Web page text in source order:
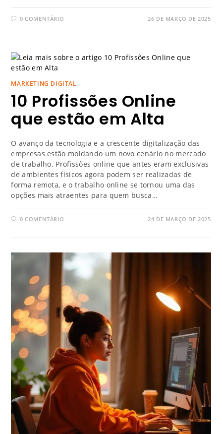
0 COMENTÁRIO 26 DE MARÇO DE 2025
MARKETING DIGITAL
10 Profissões Online
que estão em Alta
O avanço da tecnologia e a crescente digitalização das
empresas estão moldando um novo cenário no mercado
de trabalho. Profissões online que antes eram exclusivas
de ambientes físicos agora podem ser realizadas de
forma remota, e o trabalho online se tornou uma das
opções mais atraentes para quem busca…
0 COMENTÁRIO 24 DE MARÇO DE 2025